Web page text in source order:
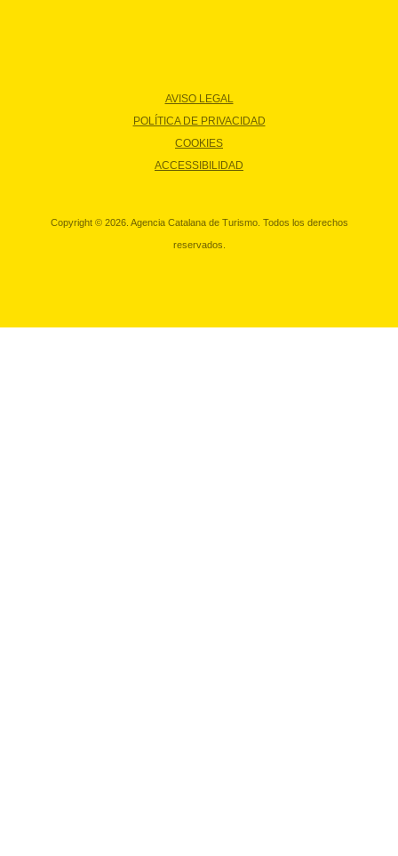
AVISO LEGAL
POLÍTICA DE PRIVACIDAD
COOKIES
ACCESSIBILIDAD
Copyright © 2026. Agencia Catalana de Turismo. Todos los derechos
reservados.